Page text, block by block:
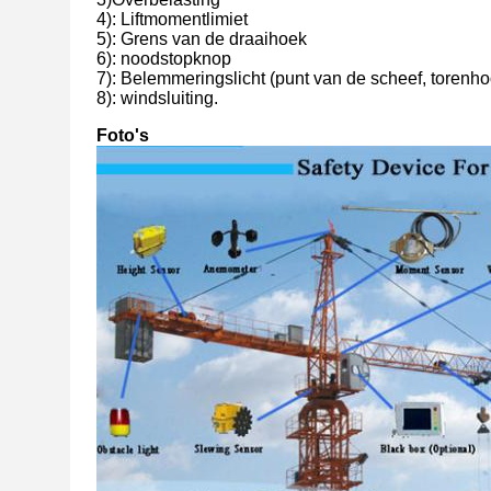
4): Liftmomentlimiet
5): Grens van de draaihoek
6): noodstopknop
7): Belemmeringslicht (punt van de scheef,
8): windsluiting.
Foto's